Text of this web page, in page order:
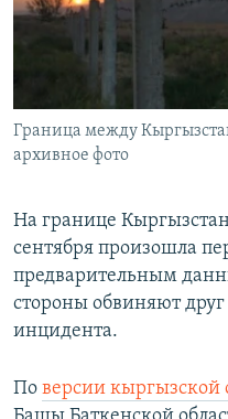
ПОБЕДИТЕЛЕЙ НЕ СУДЯТ?
КРЫМ.НЕПОКОРЕННЫЙ
УКРАИНСКАЯ ПРОБЛЕМА
ПРИСОЕДИНЯЙТЕСЬ!
Все сайты RFE/RL
Граница между
архивное фото
На границе
сентября произошла
предварительным
стороны обвиняют
инцидента.
По версии кыргызской